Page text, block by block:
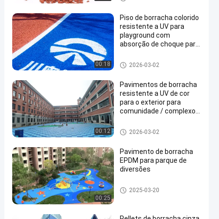
00:18
Piso de borracha colorido
resistente a UV para
playground com
absorção de choque para
ar livre
Piso de borracha de parque inf
antil
2026-03-02
00:12
Pavimentos de borracha
resistente a UV de cor
para o exterior para
comunidade / complexo
Piso de borracha de parque inf
antil
2026-03-02
00:25
Pavimento de borracha
EPDM para parque de
diversões
Piso de borracha de parque inf
antil
2025-03-20